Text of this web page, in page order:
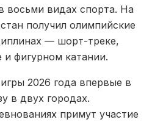
восьми видах спорта. На
получил олимпийские
— шорт-треке,
фигурном катании.
2026 года впервые в
в двух городах.
примут участие